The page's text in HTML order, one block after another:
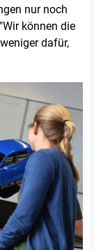
nur noch
können die
dafür,